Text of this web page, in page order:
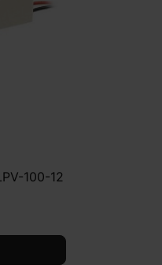
100-12